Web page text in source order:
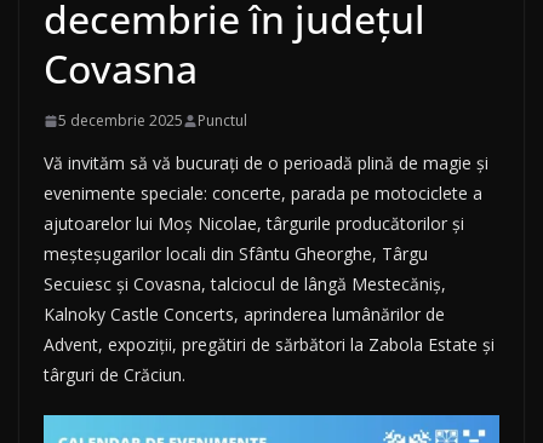
decembrie în județul
Covasna
5 decembrie 2025 Punctul
Vă invităm să vă bucurați de o perioadă plină de magie și
evenimente speciale: concerte, parada pe motociclete a
ajutoarelor lui Moș Nicolae, târgurile producătorilor și
meșteșugarilor locali din Sfântu Gheorghe, Târgu
Secuiesc și Covasna, talciocul de lângă Mestecăniș,
Kalnoky Castle Concerts, aprinderea lumânărilor de
Advent, expoziții, pregătiri de sărbători la Zabola Estate și
târguri de Crăciun.